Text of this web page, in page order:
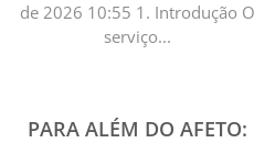
de 2026 10:55 1. Introdução O
serviço...
PARA ALÉM DO AFETO: